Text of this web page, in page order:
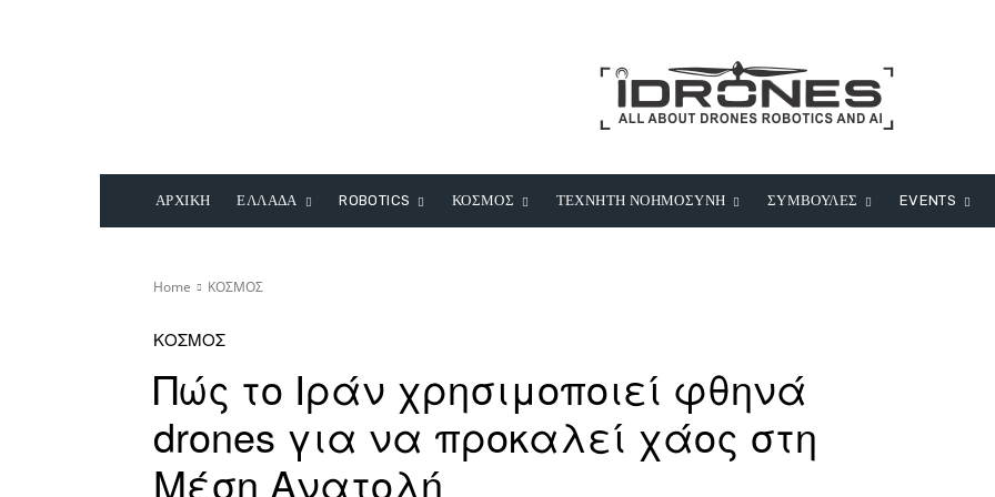
ΑΡΧΙΚΗ ΕΛΛΑΔΑ ROBOTICS ΚΟΣΜΟΣ ΤΕΧΝΗΤΗ ΝΟΗΜΟΣΥΝΗ ΣΥΜΒΟΥΛΕΣ EVENTS
Home ΚΟΣΜΟΣ
ΚΟΣΜΟΣ
Πώς το Ιράν χρησιμοποιεί φθηνά
drones για να προκαλεί χάος στη
Μέση Ανατολή